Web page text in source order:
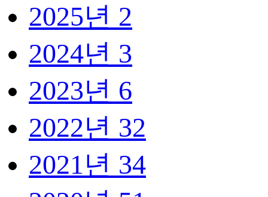
2025년 2
2024년 3
2023년 6
2022년 32
2021년 34